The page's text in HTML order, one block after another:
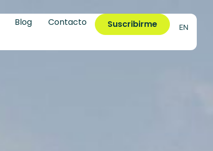
Blog Contacto Suscribirme EN